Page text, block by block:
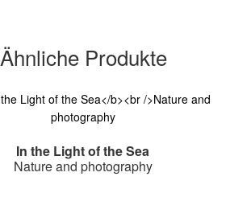
Ähnliche Produkte
In the Light of the Sea
Nature and photography